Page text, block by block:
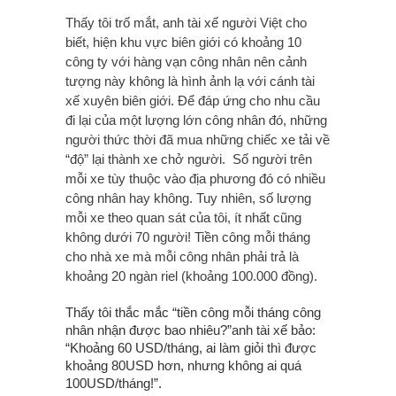
Thấy tôi trố mắt, anh tài xế người Việt cho
biết, hiện khu vực biên giới có khoảng 10
công ty với hàng vạn công nhân nên cảnh
tượng này không là hình ảnh lạ với cánh tài
xế xuyên biên giới. Để đáp ứng cho nhu cầu
đi lại của một lượng lớn công nhân đó, những
người thức thời đã mua những chiếc xe tải về
“độ” lại thành xe chở người. Số người trên
mỗi xe tùy thuộc vào địa phương đó có nhiều
công nhân hay không. Tuy nhiên, số lượng
mỗi xe theo quan sát của tôi, ít nhất cũng
không dưới 70 người! Tiền công mỗi tháng
cho nhà xe mà mỗi công nhân phải trả là
khoảng 20 ngàn riel (khoảng 100.000 đồng).
Thấy tôi thắc mắc “tiền công mỗi tháng công
nhân nhận được bao nhiêu?”anh tài xế bảo:
“Khoảng 60 USD/tháng, ai làm giỏi thì được
khoảng 80USD hơn, nhưng không ai quá
100USD/tháng!”.